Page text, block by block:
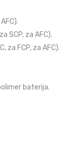
SCP, za AFC).
za FCP, za AFC).
baterija.